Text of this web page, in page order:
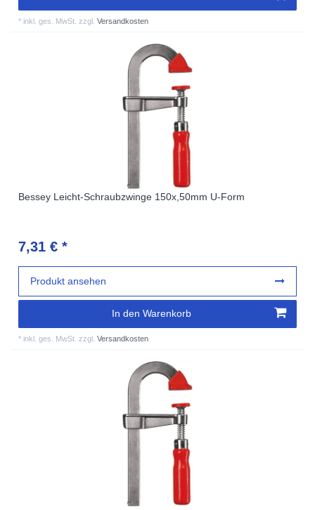
* inkl. ges. MwSt. zzgl.Versandkosten
Bessey Leicht-Schraubzwinge 150x,50mm U-Form
7,31 € *
In den Warenkorb
* inkl. ges. MwSt. zzgl.Versandkosten
Produkt ansehen